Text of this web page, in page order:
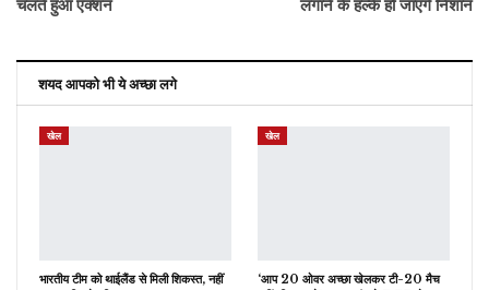
चलते हुआ एक्शन
लगाने के हल्के हो जाएंगे निशान
शयद आपको भी ये अच्छा लगे
खेल
भारतीय टीम को थाईलैंड से मिली शिकस्त, नहीं
खेल
‘आप 20 ओवर अच्छा खेलकर टी-20 मैच